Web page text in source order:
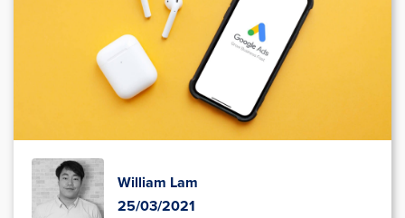
William Lam
25/03/2021